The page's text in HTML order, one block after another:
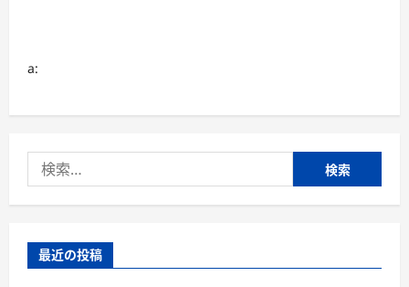
a:
索:
最近の投稿